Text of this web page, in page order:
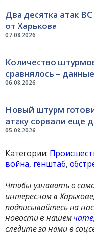
07.08.2026
Два десятка атак
от Харькова
06.08.2026
Количество
сравнялось –
05.08.2026
Новый штурм
атаку сорвали еще
Категории:
война, генштаб,
Чтобы узнавать о
интересном в
подписывайтесь на
новости в нашем чате,
следите за нами в